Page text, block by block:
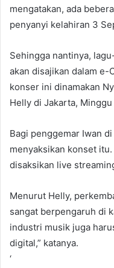
mengatakan, ada
penyanyi kelahiran 3
Sehingga nantinya,
akan disajikan dalam e-
konser ini dinamakan
Helly di Jakarta, Minggu
Bagi penggemar Iwan
menyaksikan konset
disaksikan live
Menurut Helly,
sangat berpengaruh di
industri musik juga
digital,” katanya.
‘